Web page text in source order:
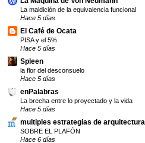
La maldición de la equivalencia funcional
Hace 5 días
El Café de Ocata
PISA y el 5%
Hace 5 días
Spleen
la flor del desconsuelo
Hace 5 días
enPalabras
La brecha entre lo proyectado y la vida
Hace 5 días
multiples estrategias de arquitectura
SOBRE EL PLAFÓN
Hace 6 días